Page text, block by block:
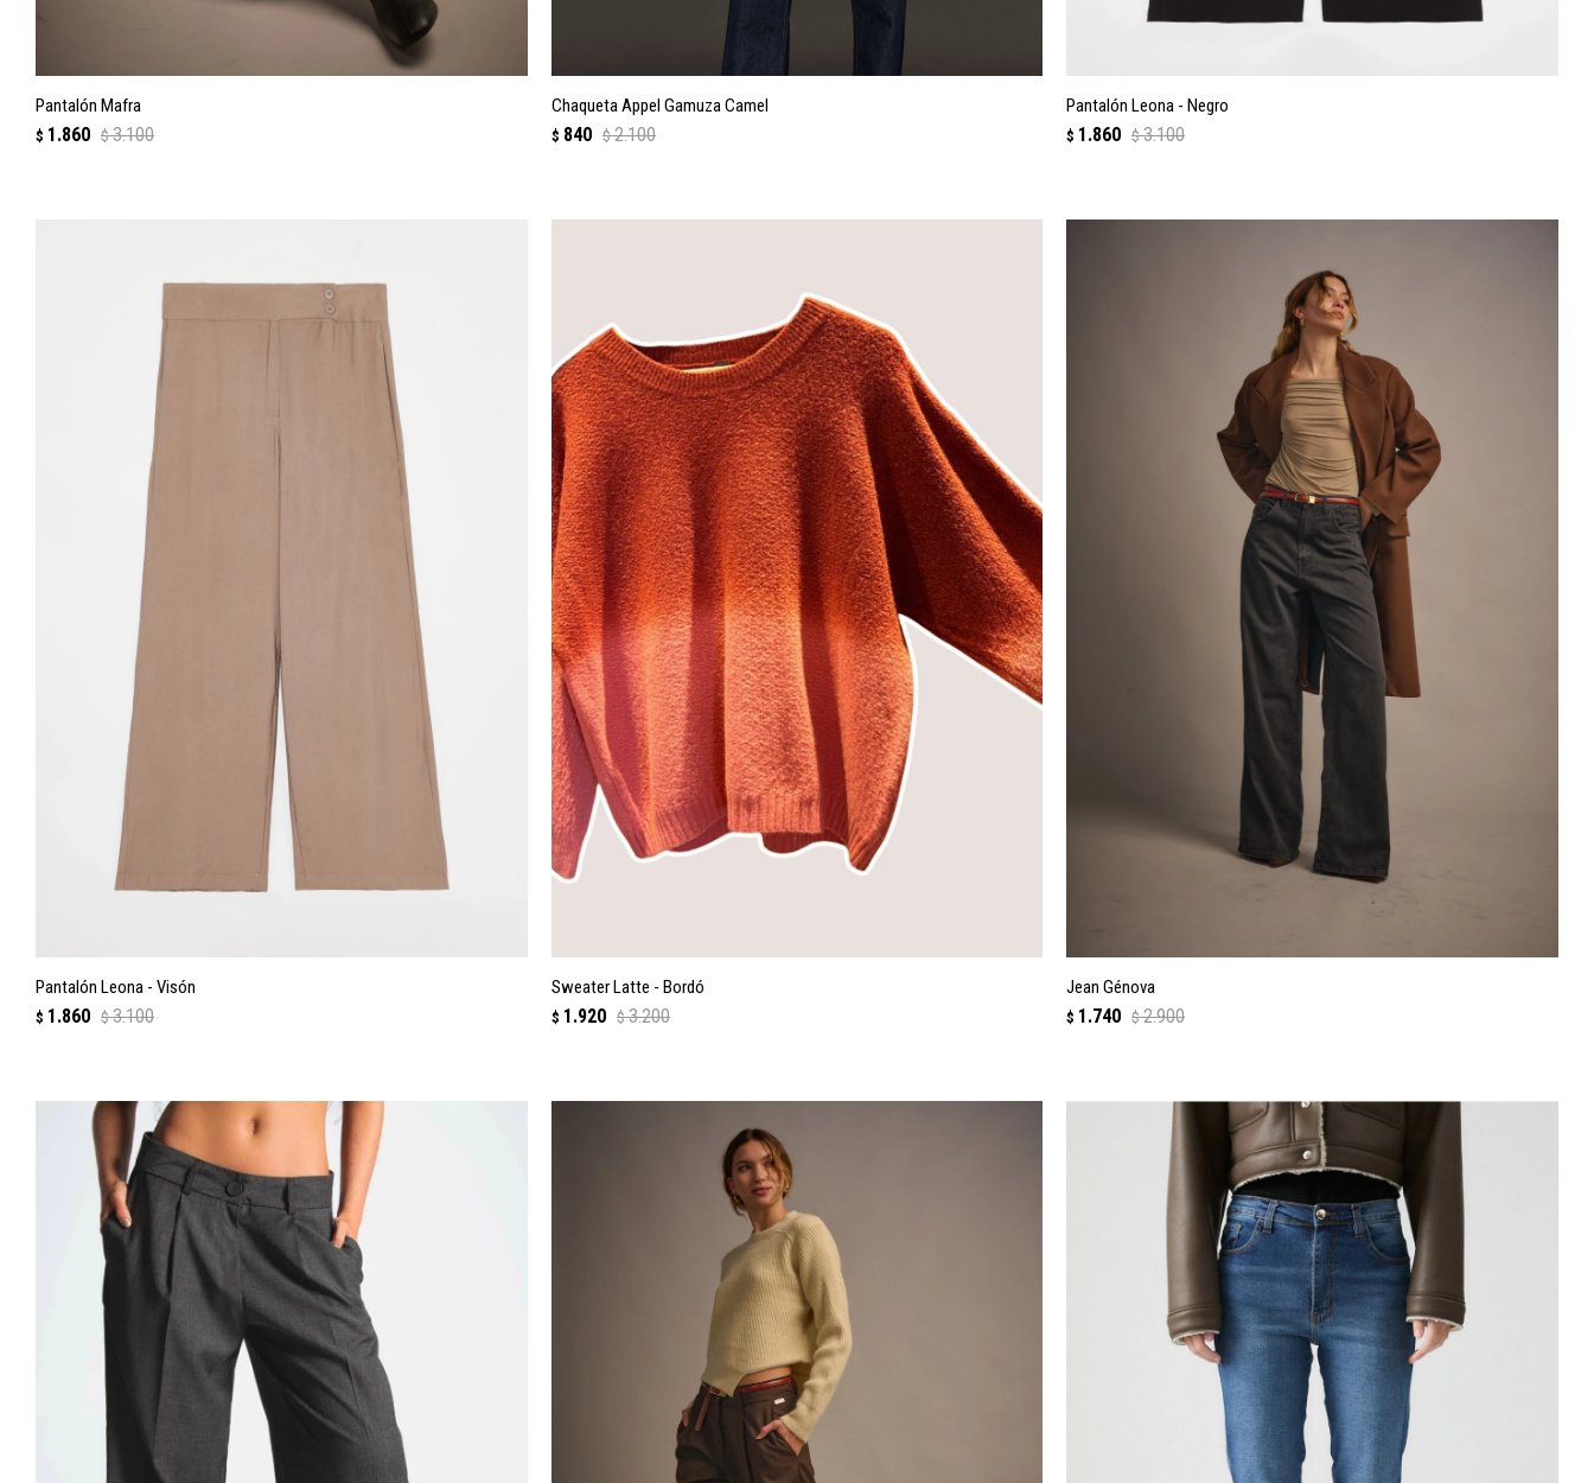
Pantalón Mafra
$ 1.860 $ 3.100
Chaqueta Appel Gamuza Camel
$ 840 $ 2.100
Pantalón Leona - Negro
$ 1.860 $ 3.100
Pantalón Leona - Visón
$ 1.860 $ 3.100
Sweater Latte - Bordó
$ 1.920 $ 3.200
Jean Génova
$ 1.740 $ 2.900